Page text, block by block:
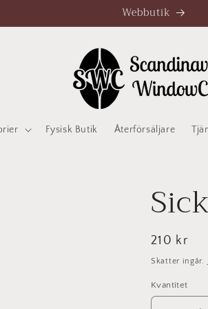
Webbutik
Fysisk Butik Återförsäljare
Ordinarie
pris
210 kr
Skatter ingår.
Kvantitet
Kvantitet